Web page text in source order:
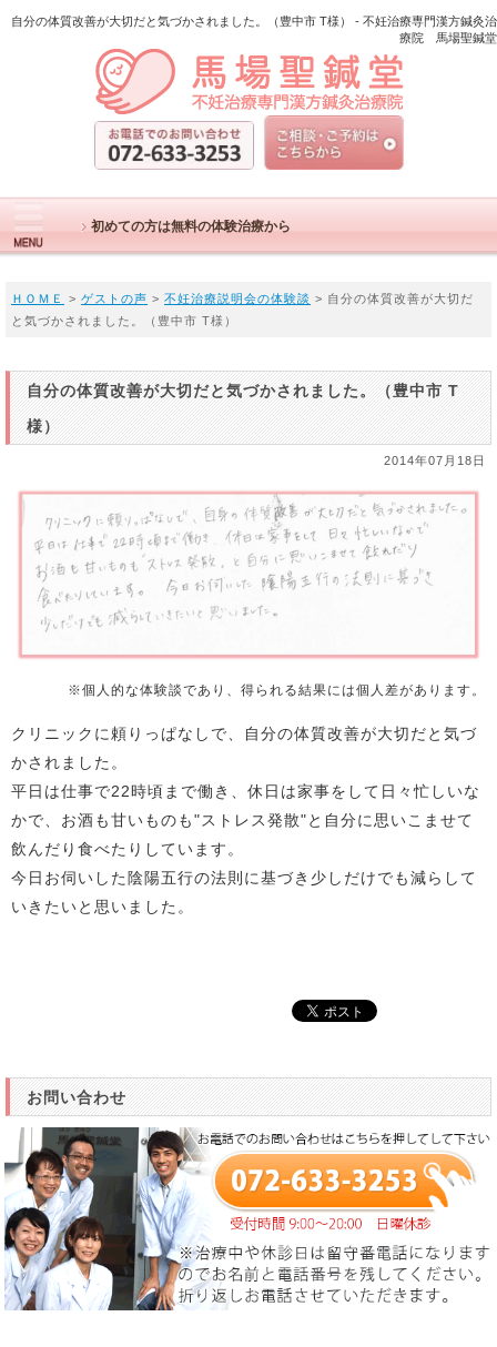
自分の体質改善が大切だと気づかされました。（豊中市 T様） - 不妊治療専門漢方鍼灸治
療院 馬場聖鍼堂
初めての方は無料の体験治療から
ＨＯＭＥ > ゲストの声 > 不妊治療説明会の体験談 > 自分の体質改善が大切だ
と気づかされました。（豊中市 T様）
自分の体質改善が大切だと気づかされました。（豊中市 T
様）
2014年07月18日
※個人的な体験談であり、得られる結果には個人差があります。
クリニックに頼りっぱなしで、自分の体質改善が大切だと気づ
かされました。
平日は仕事で22時頃まで働き、休日は家事をして日々忙しいな
かで、お酒も甘いものも"ストレス発散"と自分に思いこませて
飲んだり食べたりしています。
今日お伺いした陰陽五行の法則に基づき少しだけでも減らして
いきたいと思いました。
お問い合わせ